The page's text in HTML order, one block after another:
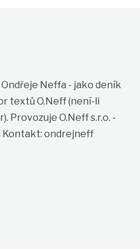
Neffa - jako deník
textů O.Neff (není-li
Provozuje O.Neff s.r.o. -
Kontakt: ondrejneff